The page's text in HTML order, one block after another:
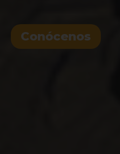
Conócenos